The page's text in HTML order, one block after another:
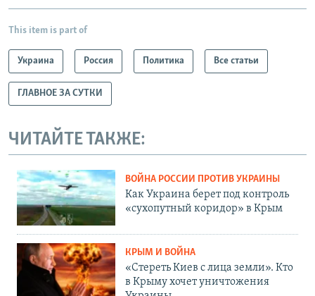
This item is part of
Украина Россия Политика Все статьи
ГЛАВНОЕ ЗА СУТКИ
ЧИТАЙТЕ ТАКЖЕ:
ВОЙНА РОССИИ ПРОТИВ УКРАИНЫ
Как Украина берет под контроль
«сухопутный коридор» в Крым
КРЫМ И ВОЙНА
«Стереть Киев с лица земли». Кто
в Крыму хочет уничтожения